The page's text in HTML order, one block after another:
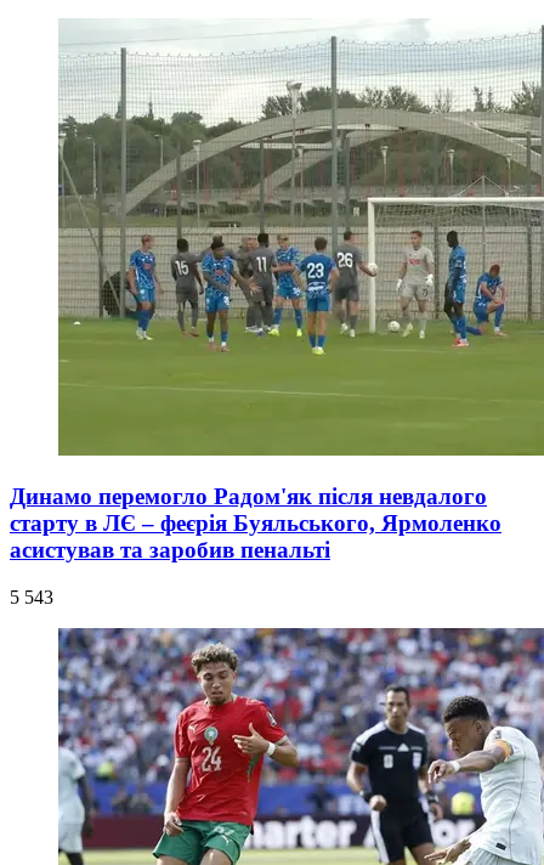
Динамо перемогло Радом'як після невдалого
старту в ЛЄ – феєрія Буяльського, Ярмоленко
асистував та заробив пенальті
5 543